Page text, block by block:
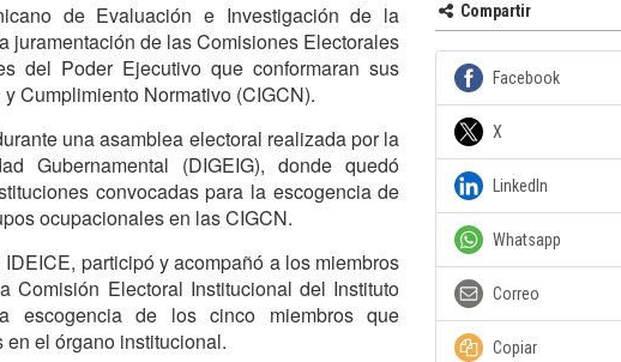
de Evaluación e Investigación de la
juramentación de las Comisiones Electorales
del Poder Ejecutivo que conformaran sus
Cumplimiento Normativo (CIGCN).
una asamblea electoral realizada por la
Gubernamental (DIGEIG), donde quedó
convocadas para la escogencia de
ocupacionales en las CIGCN.
participó y acompañó a los miembros
Comisión Electoral Institucional del Instituto
escogencia de los cinco miembros que
el órgano institucional.
Compartir
Facebook
X
LinkedIn
Whatsapp
Correo
Copiar